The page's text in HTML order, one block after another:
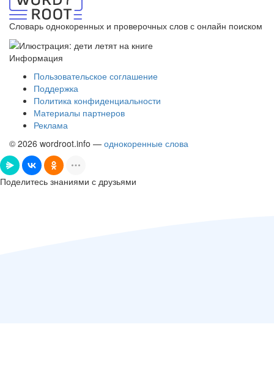
Словарь однокоренных и проверочных слов с онлайн поиском
Информация
Пользовательское соглашение
Поддержка
Политика конфиденциальности
Материалы партнеров
Реклама
© 2026 wordroot.info — однокоренные слова
Поделитесь знаниями с друзьями